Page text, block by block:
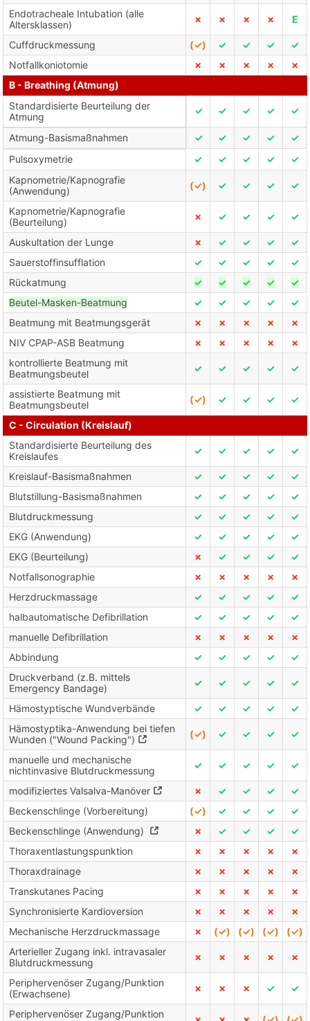
Endotracheale Intubation (alle
Altersklassen)
✗ ✗ ✗ ✗ E
Cuffdruckmessung (✓) ✓ ✓ ✓
✓
Notfallkoniotomie
✗ ✗ ✗ ✗
✗
B - Breathing (Atmung)
Standardisierte Beurteilung der
Atmung
✓ ✓ ✓ ✓ ✓
Atmung-Basismaßnahmen ✓ ✓ ✓ ✓
✓
Pulsoxymetrie
✓ ✓ ✓ ✓
✓
Kapnometrie/Kapnografie
(Anwendung)
(✓) ✓ ✓ ✓ ✓
Kapnometrie/Kapnografie
(Beurteilung)
✗ ✓ ✓ ✓ ✓
Auskultation der Lunge ✗ ✓ ✓ ✓
✓
Sauerstoffinsufflation
✓ ✓ ✓ ✓
✓
Rückatmung
✓ ✓ ✓ ✓
✓
Beutel-Masken-Beatmung
✓ ✓ ✓ ✓
✓
Beatmung mit Beatmungsgerät
✗ ✗ ✗ ✗
✗
NIV CPAP-ASB Beatmung
✗ ✗ ✗ ✗
✗
kontrollierte Beatmung mit
Beatmungsbeutel
✓ ✓ ✓ ✓ ✓
assistierte Beatmung mit
Beatmungsbeutel
(✓) ✓ ✓ ✓ ✓
C - Circulation (Kreislauf)
Standardisierte Beurteilung des
Kreislaufes
✓ ✓ ✓ ✓ ✓
Kreislauf-Basismaßnahmen ✓ ✓ ✓ ✓
✓
Blutstillung-Basismaßnahmen
✓ ✓ ✓ ✓
✓
Blutdruckmessung
✓ ✓ ✓ ✓
✓
EKG (Anwendung)
✓ ✓ ✓ ✓
✓
EKG (Beurteilung)
✗ ✓ ✓ ✓
✓
Notfallsonographie
✗ ✗ ✗ ✗
✗
Herzdruckmassage
✓ ✓ ✓ ✓
✓
halbautomatische Defibrillation
✓ ✓ ✓ ✓
✓
manuelle Defibrillation
✗ ✗ ✗ ✗
✗
Abbindung
✓ ✓ ✓ ✓
✓
Druckverband (z.B. mittels
Emergency Bandage)
✓ ✓ ✓ ✓ ✓
Hämostyptische Wundverbände ✓ ✓ ✓ ✓
✓
Hämostyptika-Anwendung bei tiefen
Wunden ("Wound Packing")
(✓) ✓ ✓ ✓ ✓
manuelle und mechanische
nichtinvasive Blutdruckmessung
✓ ✓ ✓ ✓ ✓
modifiziertes Valsalva-Manöver ✗ ✓ ✓ ✓
✓
Beckenschlinge (Vorbereitung)
(✓) ✓ ✓ ✓
✓
Beckenschlinge (Anwendung)
✗ ✓ ✓ ✓
✓
Thoraxentlastungspunktion
✗ ✗ ✗ ✗
✗
Thoraxdrainage
✗ ✗ ✗ ✗
✗
Transkutanes Pacing
✗ ✗ ✗ ✗
✗
Synchronisierte Kardioversion
✗ ✗ ✗ ✗
✗
Mechanische Herzdruckmassage
✗ (✓) (✓) (✓)
(✓)
Arterieller Zugang inkl. intravasaler
Blutdruckmessung
✗ ✗ ✗ ✗ ✗
Periphervenöser Zugang/Punktion
(Erwachsene)
✗ ✗ ✗ ✓ ✓
Periphervenöser Zugang/Punktion